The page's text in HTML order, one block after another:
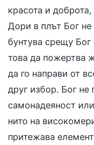
красота и
Дори в плът Бог
бунтува срещу
това да пожертва
да го направи от
друг избор. Бог не
самонадеяност
нито на
притежава